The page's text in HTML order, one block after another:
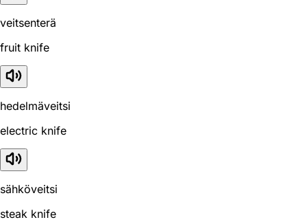
veitsenterä
fruit knife
hedelmäveitsi
electric knife
sähköveitsi
steak knife